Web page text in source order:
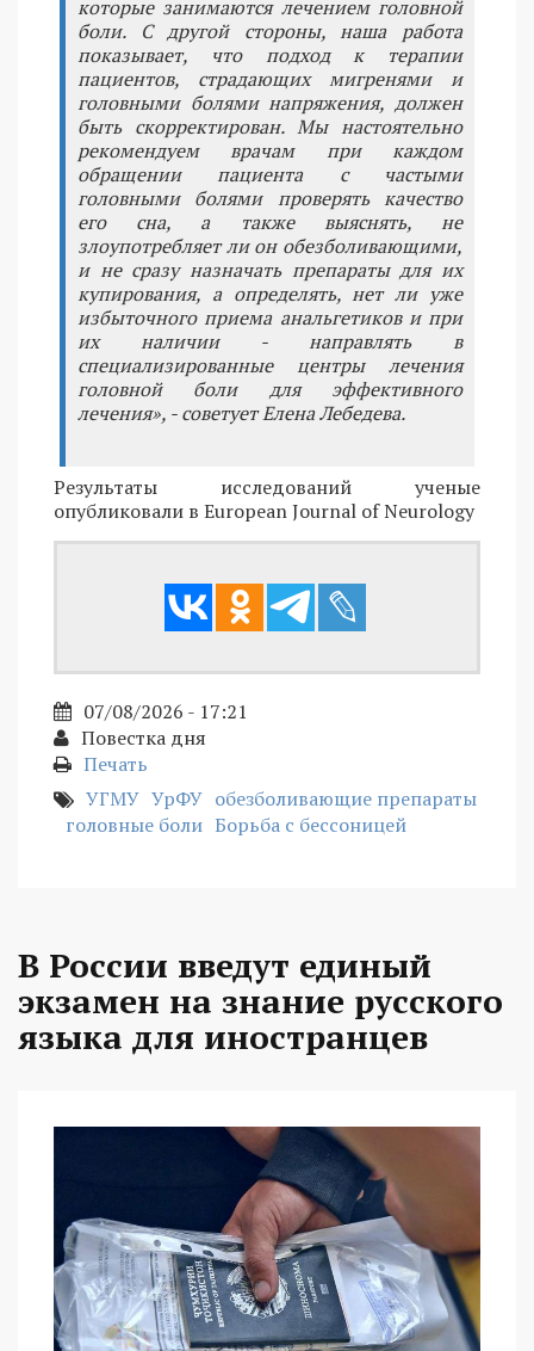
которые занимаются лечением головной
боли. С другой стороны, наша работа
показывает, что подход к терапии
пациентов, страдающих мигренями и
головными болями напряжения, должен
быть скорректирован. Мы настоятельно
рекомендуем врачам при каждом
обращении пациента с частыми
головными болями проверять качество
его сна, а также выяснять, не
злоупотребляет ли он обезболивающими,
и не сразу назначать препараты для их
купирования, а определять, нет ли уже
избыточного приема анальгетиков и при
их наличии - направлять в
специализированные центры лечения
головной боли для эффективного
лечения», - советует Елена Лебедева.
Результаты исследований ученые
опубликовали в European Journal of Neurology
07/08/2026 - 17:21
Повестка дня
Печать
УГМУ УрФУ обезболивающие препараты
головные боли Борьба с бессоницей
В России введут единый
экзамен на знание русского
языка для иностранцев